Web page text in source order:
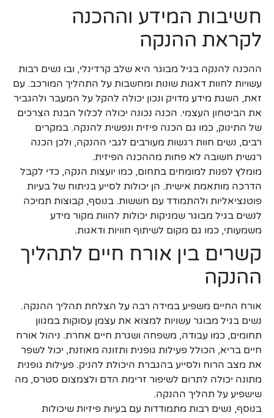
חשיבות המידע וההכנה
לקראת ההנקה
ההכנה להנקה בגיל מבוגר היא שלב קרדינלי, ובו נשים רבות
עשויות לחוות דאגות שונות ומחשבות על התהליך המורכב. עם
זאת, השגת מידע מדויק ונכון יכולה להקל על המעבר ולהגביר
את הביטחון העצמי. הכנה נכונה יכולה לכלול הבנת הצרכים
של התינוק, כמו גם הכנה פיזית ונפשית להנקה. במקרים
רבים, נשים חוות רגשות מעורבים לגבי ההנקה, ולכן הכנה
רגשית חשובה לא פחות מההכנה הפיזית.
מומלץ לפנות למומחים בתחום, כמו יועצות הנקה, כדי לקבל
הדרכה מותאמת אישית. הן יכולות לסייע בניתוח של בעיות
פוטנציאליות ולהתמודד עם חששות. בנוסף, קבוצות תמיכה
לנשים בגיל מבוגר שמניקות יכולות להוות מקור מידע
משמעותי, כמו גם מקום לשיתוף חוויות ודאגות.
קשרים בין אורח חיים לתהליך
ההנקה
אורח החיים משפיע במידה רבה על הצלחת תהליך ההנקה.
נשים בגיל מבוגר עשויות למצוא את עצמן עסוקות במגוון
תחומים, כמו עבודה, משפחה ושגרת חיים אחרת. ניהול אורח
חיים בריא, הכולל פעילות גופנית ותזונה מאוזנת, יכול לשפר
את מצב הרוח ולסייע בהגברת היכולת להניק. פעילות גופנית
מתונה יכולה לתרום לשיפור זרימת הדם ולצמצום סטרס, מה
שישפיע על תהליך ההנקה.
בנוסף, נשים רבות מתמודדות עם בעיות פיזיות שיכולות